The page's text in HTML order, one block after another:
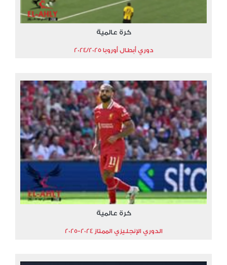
كرة عالمية
دوري أبطال أوروبا 2024/2025
كرة عالمية
الدوري الإنجليزي الممتاز 2024-2025